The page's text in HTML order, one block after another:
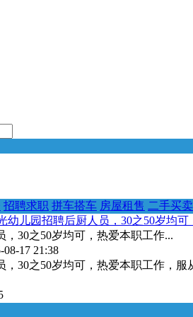
招聘求职 拼车搭车 房屋租售 二手买卖
幼儿园招聘后厨人员，30之50岁均
，30之50岁均可，热爱本职工作...
17 21:38
，30之50岁均可，热爱本职工作，服